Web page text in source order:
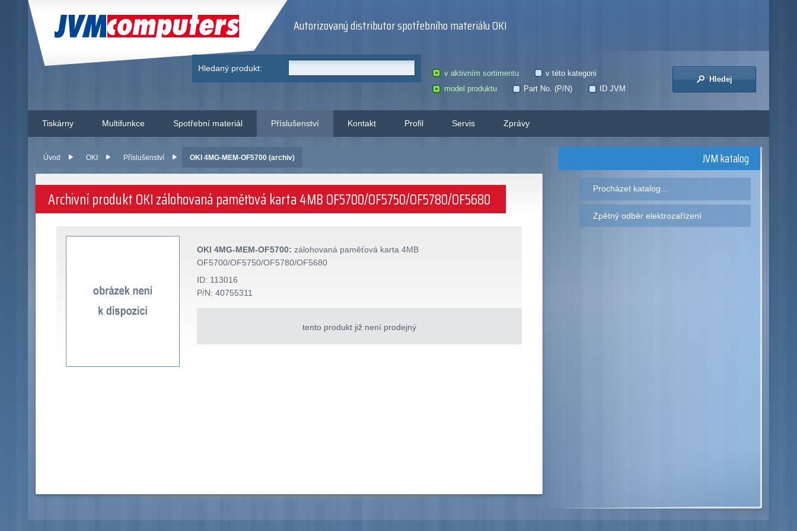
JVM Computers Autorizovaný distributor spotřebního materiálu OKI
Hledaný produkt:
v aktivním sortimentu
v této kategorii
model produktu
Part No. (P/N) ID JVM
Hledej
Tiskárny Multifunkce Spotřební materiál Příslušenství Kontakt Profil Servis Zprávy
Úvod OKI Příslušenství OKI 4MG-MEM-OF5700 (archiv)
Archivní produkt OKI zálohovaná paměťová karta 4MB OF5700/OF5750/OF5780/OF5680
OKI 4MG-MEM-OF5700: zálohovaná paměťová karta 4MB
OF5700/OF5750/OF5780/OF5680
ID: 113016
P/N: 40755311
tento produkt již není prodejný
JVM katalog
Procházet katalog...
Zpětný odběr elektrozařízení